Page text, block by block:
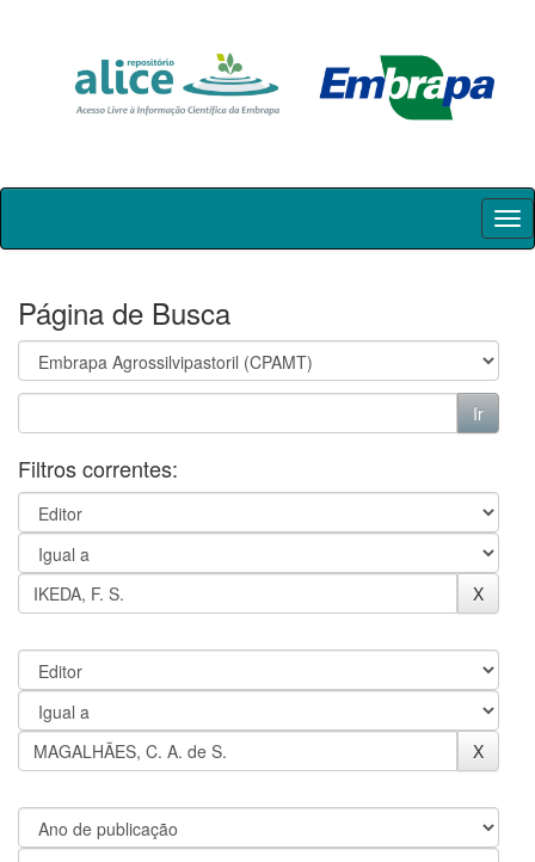
Skip
Página de Busca
Filtros correntes: